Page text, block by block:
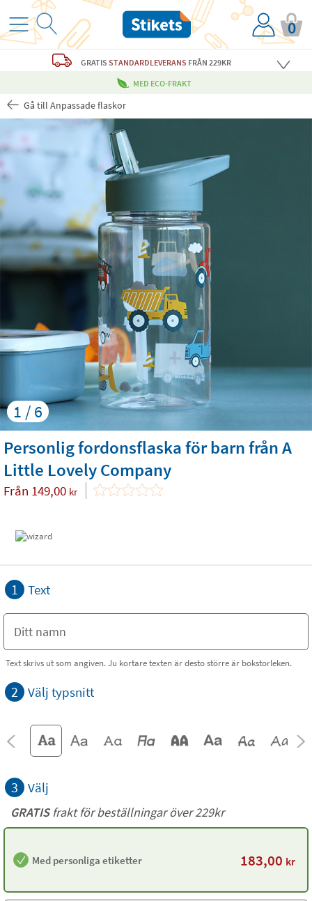
0
GRATIS STANDARDLEVERANS FRÅN 229KR
MED ECO-FRAKT
Gå till Anpassade flaskor
1 / 6
Personlig fordonsflaska för barn från A
Little Lovely Company
Från 149,00 kr
1 Text
Text skrivs ut som angiven. Ju kortare texten är desto större är bokstorleken.
2 Välj typsnitt
3 Välj
GRATISfrakt för beställningar över 229kr
Med personliga etiketter 183,00 kr